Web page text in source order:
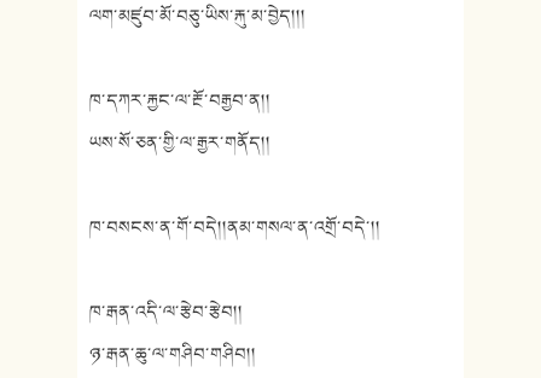
ལག་མཛུབ་མོ་བཅུ་ཡིས་རྐུ་མ་བྱེད།།།
ཁ་དཀར་རྐྱང་ལ་རྔོ་བརྒྱབ་ན།།
ཡས་སོ་ཅན་གྱི་ལ་རྒྱར་གནོད།།
ཁ་བསངས་ན་གོ་བདེ།།ནམ་གསལ་ན་འགྲོ་བདེ་།།
ཁ་རྒན་འདི་ལ་རྩེབ་རྩེབ།།
ཉ་རྒན་ཆུ་ལ་གཤིབ་གཤིབ།།